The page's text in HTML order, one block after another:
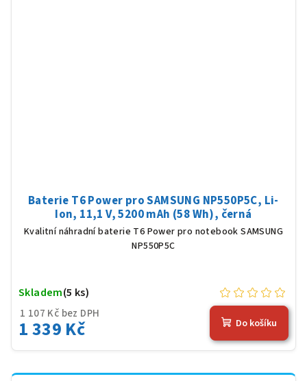
Baterie T6 Power pro SAMSUNG NP550P5C, Li-
Ion, 11,1 V, 5200 mAh (58 Wh), černá
Kvalitní náhradní baterie T6 Power pro notebook SAMSUNG
NP550P5C
1 107 Kč bez DPH
1 339 Kč
Skladem(5 ks)
Do košíku